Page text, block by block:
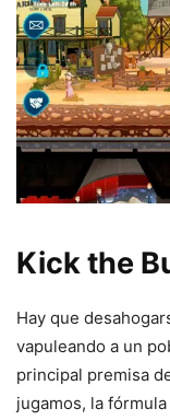
Kick the
Hay que
vapuleando a un
principal premisa
jugamos, la